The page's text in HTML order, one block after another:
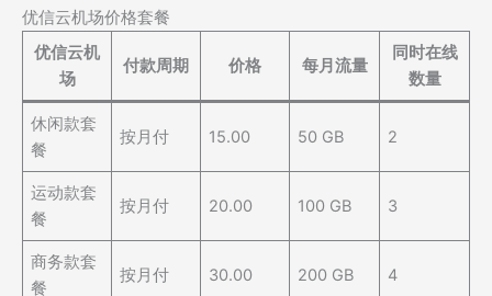
优信云机场价格套餐
优信云机
场
付款周期 价格 每月流量
同时在线
数量
休闲款套
餐
按月付 15.00 50 GB 2
运动款套
餐
按月付 20.00 100 GB 3
商务款套
餐
按月付 30.00 200 GB 4